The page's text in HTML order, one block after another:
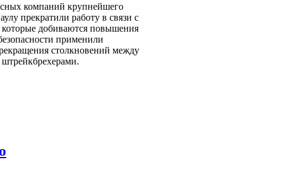
компаний крупнейшего
прекратили работу в связи с
которые добиваются повышения
применили
столкновений между